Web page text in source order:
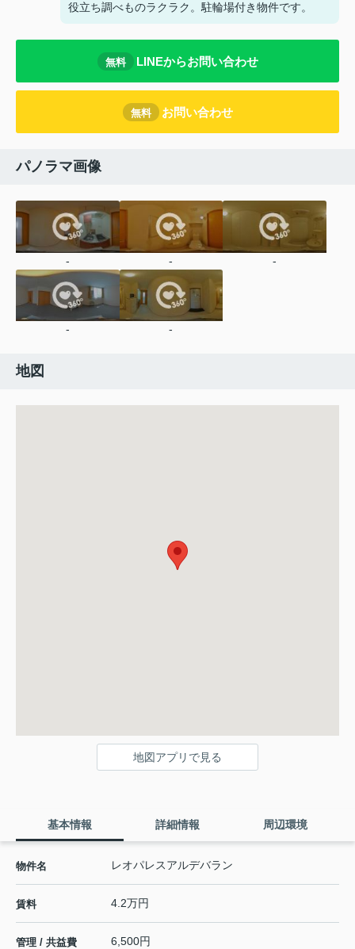
役立ち調べものラクラク。駐輪場付き物件です。
無料 LINEからお問い合わせ
無料 お問い合わせ
パノラマ画像
- - -
- -
地図
地図アプリで見る
基本情報 詳細情報 周辺環境
物件名 レオパレスアルデバラン
賃料 4.2万円
管理 / 共益費 6,500円